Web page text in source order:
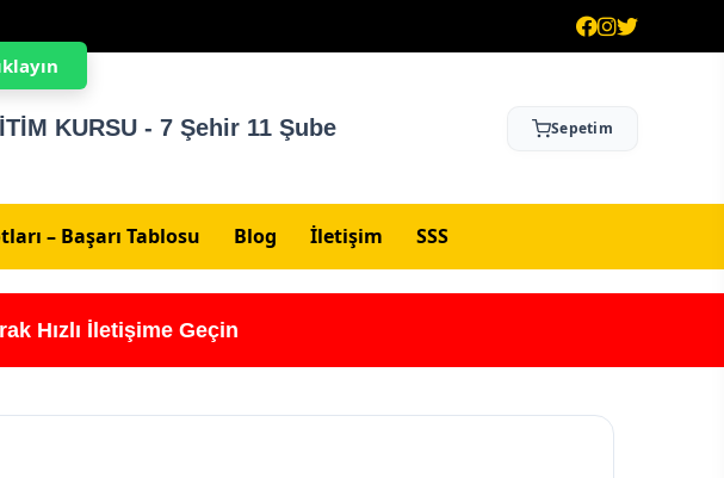
KURSU - 7 Şehir 11 Şube Sepetim
– Başarı Tablosu Blog İletişim SSS
Hızlı İletişime Geçin